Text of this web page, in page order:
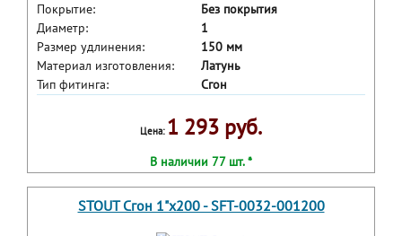
Покрытие:
Без покрытия
Диаметр:
1
Размер удлинения:
150 мм
Материал изготовления:
Латунь
Тип фитинга:
Сгон
Цена: 1 293 руб.
В наличии 77 шт. *
STOUT Сгон 1"x200 - SFT-0032-001200